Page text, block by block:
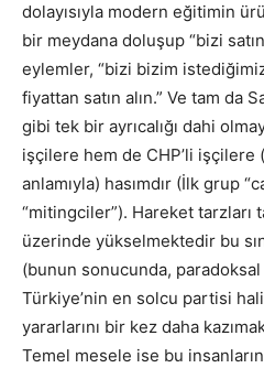
dolayısıyla modern eğitimin
bir meydana doluşup “bizi
eylemler, “bizi bizim
fiyattan satın alın.” Ve tam da
gibi tek bir ayrıcalığı dahi
işçilere hem de CHP’li
anlamıyla) hasımdır (İlk grup
“mitingciler”). Hareket
üzerinde yükselmektedir bu
(bunun sonucunda, paradoksal
Türkiye’nin en solcu partisi
yararlarını bir kez daha
Temel mesele ise bu